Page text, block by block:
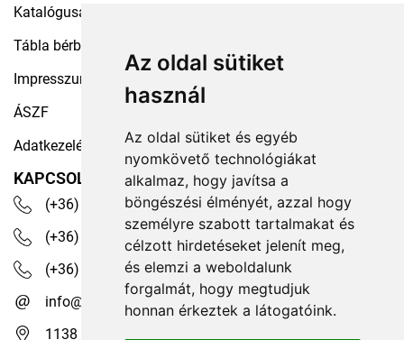
Az oldal sütiket
használ
Az oldal sütiket és egyéb
nyomkövető technológiákat
alkalmaz, hogy javítsa a
böngészési élményét, azzal hogy
személyre szabott tartalmakat és
célzott hirdetéseket jelenít meg,
és elemzi a weboldalunk
forgalmát, hogy megtudjuk
honnan érkeztek a látogatóink.
Katalógusaink
Tábla bérbeadás
Impresszum
ÁSZF
Adatkezelési tájékoztató
KAPCSOLAT
(+36) 30 535 4503
(+36) 1 329 7472
(+36) 1 350 1236
info@robotex.hu
1138 Budapest, Tomori köz 13.